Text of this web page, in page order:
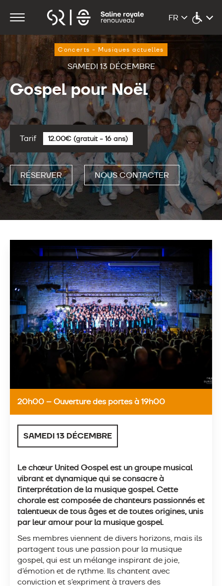
Concerts - Musiques actuelles
SAMEDI 13 DÉCEMBRE
Gospel pour Noël
Tarif 12.00€ (gratuit - 16 ans)
RÉSERVER NOUS CONTACTER
20h00 – Ouverture des portes à 19h00
SAMEDI 13 DÉCEMBRE
Le chœur United Gospel est un groupe musical
vibrant et dynamique qui se consacre à
l’interprétation de la musiquegospel. Cette
chorale est composée de chanteurs passionnés et
talentueux de tous âges et de toutes origines, unis
par leur amour pour la musiquegospel.
Ses membres viennent de divers horizons, mais ils
partagent tous une passion pour la musique
gospel, qui est un mélange inspirant de joie,
d’émotion et de rythme. Ils chantent avec
conviction et s’expriment à travers des